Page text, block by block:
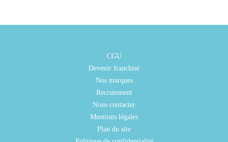
CGU
Devenir franchisé
Nos marques
Recrutement
Nous contacter
Mentions légales
Plan du site